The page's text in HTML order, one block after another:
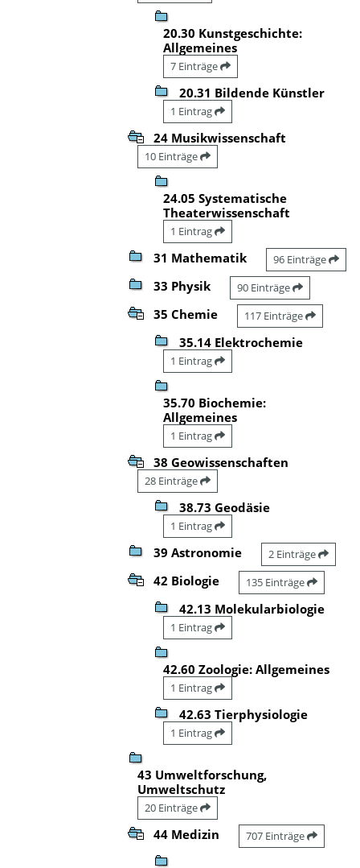
20.30 Kunstgeschichte:
Allgemeines
7 Einträge
20.31 Bildende Künstler
1 Eintrag
24 Musikwissenschaft
10 Einträge
24.05 Systematische
Theaterwissenschaft
1 Eintrag
31 Mathematik 96 Einträge
33 Physik 90 Einträge
35 Chemie 117 Einträge
35.14 Elektrochemie
1 Eintrag
35.70 Biochemie:
Allgemeines
1 Eintrag
38 Geowissenschaften
28 Einträge
38.73 Geodäsie
1 Eintrag
39 Astronomie 2 Einträge
42 Biologie 135 Einträge
42.13 Molekularbiologie
1 Eintrag
42.60 Zoologie: Allgemeines
1 Eintrag
42.63 Tierphysiologie
1 Eintrag
43 Umweltforschung,
Umweltschutz
20 Einträge
44 Medizin 707 Einträge